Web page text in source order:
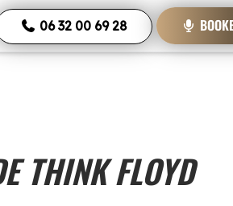
06 32 00 69 28
THINK FLOYD